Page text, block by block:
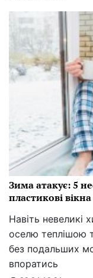
Зима атакує: 5
пластикові
Навіть невеликі
оселю теплішою
без подальших
впоратись